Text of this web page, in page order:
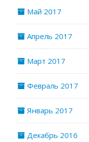
Май 2017
Апрель 2017
Март 2017
Февраль 2017
Январь 2017
Декабрь 2016